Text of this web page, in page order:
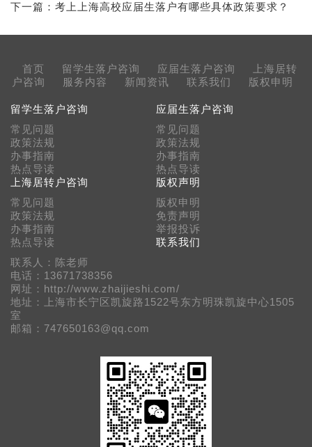
下一篇： 考上上海高校应届生落户有哪些具体政策要求？
首页 留学生落户咨询 应届生落户咨询
上海居转
户咨询
服务内容 新闻资讯 联系我们 版权申明
留学生落户咨询
常见问题
政策法规
办事指南
热点导读
应届生落户咨询
常见问题
政策法规
办事指南
热点导读
上海居转户咨询
常见问题
政策法规
办事指南
热点导读
版权声明
版权申明
免责声明
举报投诉
联系我们
联系人：陈老师
电话：13671738356
网址：http://www.zhaijieshi.com/
地址：上海市长宁区凯旋路1522号东方明珠凯旋中心1505
室
邮箱：747650163@qq.com